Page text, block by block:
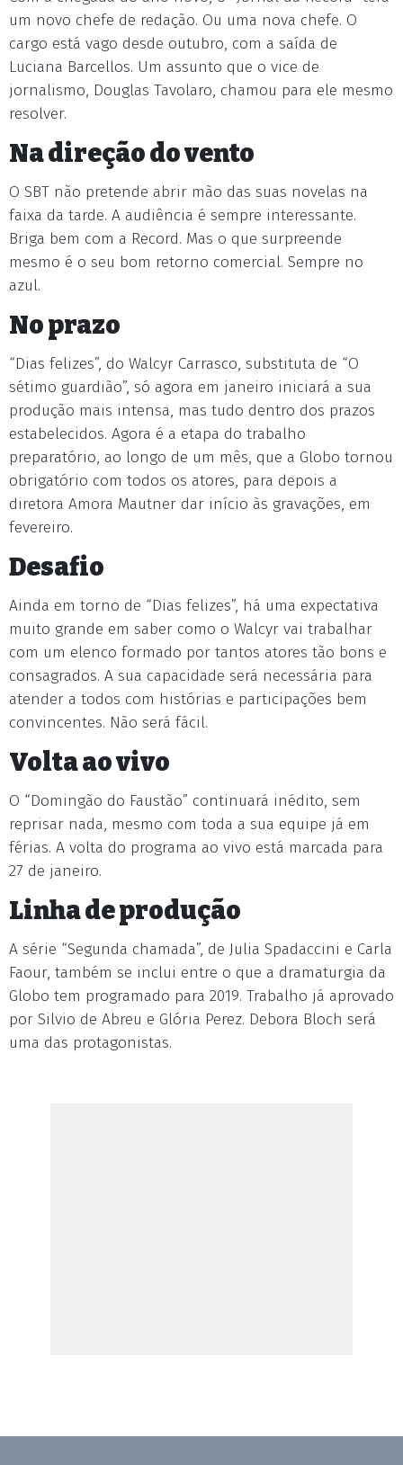
um novo chefe de redação. Ou uma nova chefe. O
cargo está vago desde outubro, com a saída de
Luciana Barcellos. Um assunto que o vice de
jornalismo, Douglas Tavolaro, chamou para ele mesmo
resolver.
Na direção do vento
O SBT não pretende abrir mão das suas novelas na
faixa da tarde. A audiência é sempre interessante.
Briga bem com a Record. Mas o que surpreende
mesmo é o seu bom retorno comercial. Sempre no
azul.
No prazo
“Dias felizes”, do Walcyr Carrasco, substituta de “O
sétimo guardião”, só agora em janeiro iniciará a sua
produção mais intensa, mas tudo dentro dos prazos
estabelecidos. Agora é a etapa do trabalho
preparatório, ao longo de um mês, que a Globo tornou
obrigatório com todos os atores, para depois a
diretora Amora Mautner dar início às gravações, em
fevereiro.
Desafio
Ainda em torno de “Dias felizes”, há uma expectativa
muito grande em saber como o Walcyr vai trabalhar
com um elenco formado por tantos atores tão bons e
consagrados. A sua capacidade será necessária para
atender a todos com histórias e participações bem
convincentes. Não será fácil.
Volta ao vivo
O “Domingão do Faustão” continuará inédito, sem
reprisar nada, mesmo com toda a sua equipe já em
férias. A volta do programa ao vivo está marcada para
27 de janeiro.
Linha de produção
A série “Segunda chamada”, de Julia Spadaccini e Carla
Faour, também se inclui entre o que a dramaturgia da
Globo tem programado para 2019. Trabalho já aprovado
por Silvio de Abreu e Glória Perez. Debora Bloch será
uma das protagonistas.